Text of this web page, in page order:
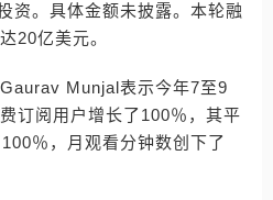
资。具体金额未披露。本轮融
20亿美元。
Munjal表示今年7至9
订阅用户增长了100％，其平
％，月观看分钟数创下了